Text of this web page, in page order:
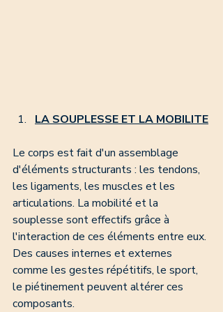
LA SOUPLESSE ET LA MOBILITE
Le corps est fait d'un assemblage
d'éléments structurants : les tendons,
les ligaments, les muscles et les
articulations. La mobilité et la
souplesse sont effectifs grâce à
l'interaction de ces éléments entre eux.
Des causes internes et externes
comme les gestes répétitifs, le sport,
le piétinement peuvent altérer ces
composants.